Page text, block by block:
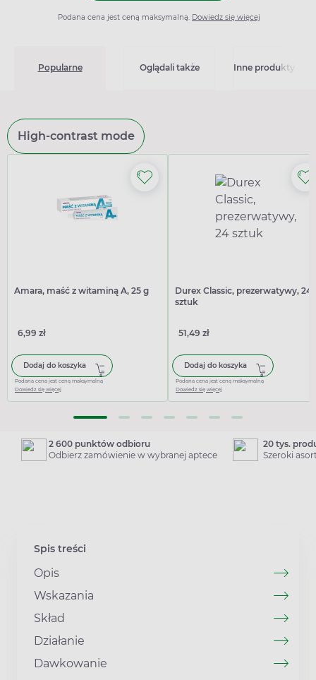
Podana cena jest ceną maksymalną. Dowiedz się więcej
Popularne Oglądali także Inne produkty z
High-contrast mode
Amara, maść z witaminą A, 25 g
6,99 zł
Dodaj do koszyka
Podana cena jest ceną maksymalną
Dowiedz się więcej
Durex Classic, prezerwatywy, 24
sztuk
51,49 zł
Dodaj do koszyka
Podana cena jest ceną maksymalną
Dowiedz się więcej
2 600 punktów odbioru
Odbierz zamówienie w wybranej aptece
20 tys.
Szeroki
Spis treści
Opis
Wskazania
Skład
Działanie
Dawkowanie